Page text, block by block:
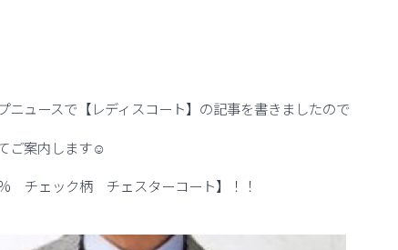
ニュースで【レディスコート】の記事を書きましたので
ご案内します☺
チェック柄 チェスターコート】！！